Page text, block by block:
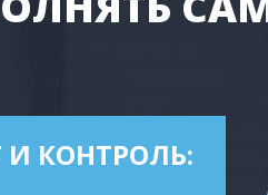
КОНТРОЛЬ: